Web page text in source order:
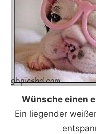
Wünsche einen
Ein liegender